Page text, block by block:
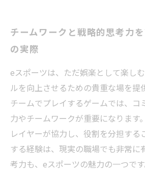
チームワークと戦略的思考力
の実際
eスポーツは、ただ娯楽として楽し
ルを向上させるための貴重な場を提
チームでプレイするゲームでは、コ
力やチームワークが重要になります
レイヤーが協力し、役割を分担する
する経験は、現実の職場でも非常に
考力も、eスポーツの魅力の一つで